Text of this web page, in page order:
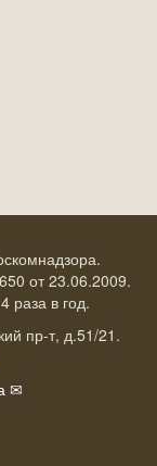
от 23.06.2009.
раза в год.
пр-т, д.51/21.
✉